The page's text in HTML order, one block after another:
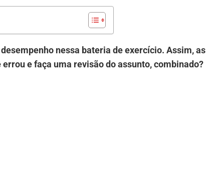
nessa bateria de exercício. Assim, as
e faça uma revisão do assunto, combinado?